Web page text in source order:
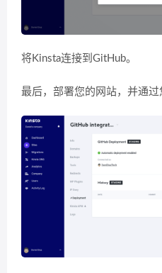
将Kinsta连接到GitHub。
最后，部署您的网站，并通过